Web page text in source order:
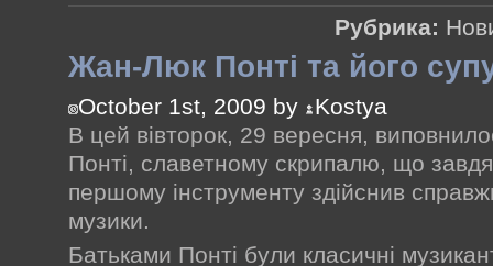
Рубрика:
Жан-Люк Понті та його
October 1st, 2009 by
Kostya
В цей вівторок, 29 вересня,
Понті, славетному скрипалю, що
першому інструменту здійснив
музики.
Батьками Понті були класичні